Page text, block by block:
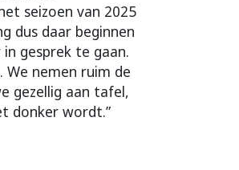
seizoen van 2025
dus daar beginnen
gesprek te gaan.
nemen ruim de
gezellig aan tafel,
donker wordt.”